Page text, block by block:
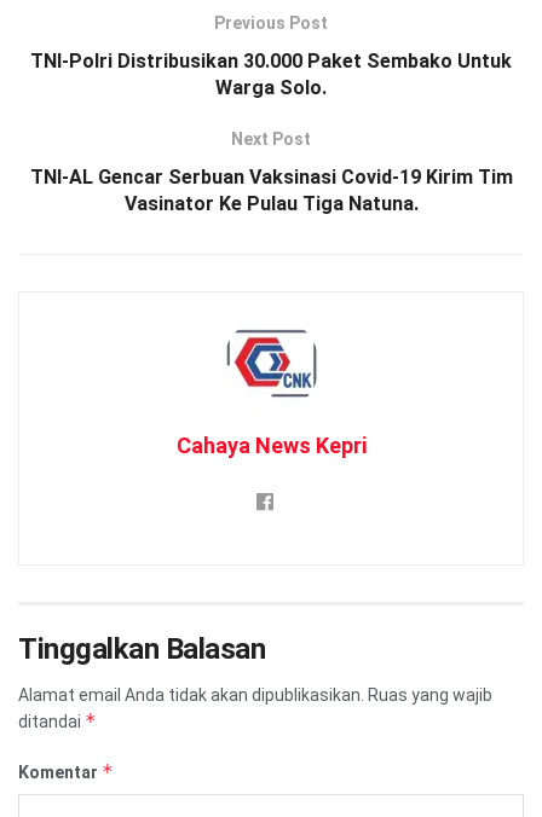
Previous Post
TNI-Polri Distribusikan 30.000 Paket Sembako Untuk
Warga Solo.
Next Post
TNI-AL Gencar Serbuan Vaksinasi Covid-19 Kirim Tim
Vasinator Ke Pulau Tiga Natuna.
Cahaya News Kepri
Tinggalkan Balasan
Alamat email Anda tidak akan dipublikasikan. Ruas yang wajib
ditandai *
Komentar *